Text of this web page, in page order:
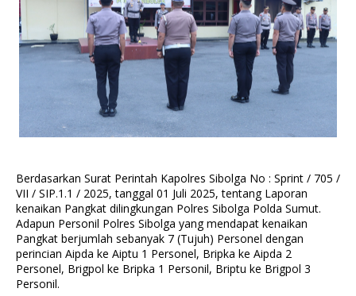
Berdasarkan Surat Perintah Kapolres Sibolga No : Sprint / 705 /
VII / SIP.1.1 / 2025, tanggal 01 Juli 2025, tentang Laporan
kenaikan Pangkat dilingkungan Polres Sibolga Polda Sumut.
Adapun Personil Polres Sibolga yang mendapat kenaikan
Pangkat berjumlah sebanyak 7 (Tujuh) Personel dengan
perincian Aipda ke Aiptu 1 Personel, Bripka ke Aipda 2
Personel, Brigpol ke Bripka 1 Personil, Briptu ke Brigpol 3
Personil.